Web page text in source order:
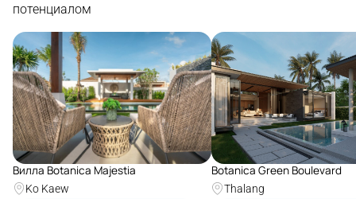
потенциалом
Вилла Botanica Majestia
Ko Kaew
Botanica Green Boulevard
Thalang